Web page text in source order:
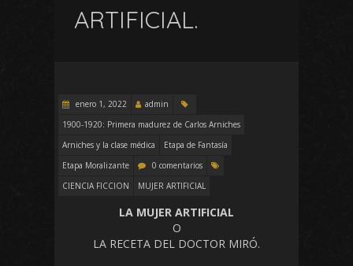
ARTIFICIAL.
enero 1, 2022
admin
1900-1920: Primera madurez de Carlos Arniches
Arniches y la clase médica
Etapa de Fantasía
Etapa Moralizante
0 comentarios
CIENCIA FICCION
MUJER ARTIFICIAL
LA MUJER ARTIFICIAL
O
LA RECETA DEL DOCTOR MIRÓ.